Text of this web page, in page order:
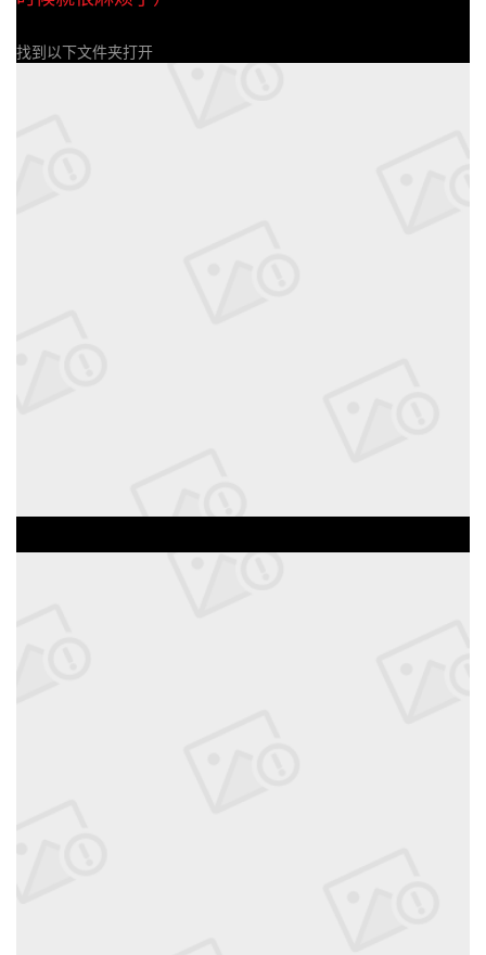
找到以下文件夹打开